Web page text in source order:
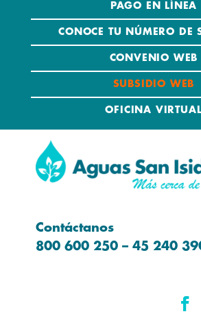
PAGO EN LÍNEA
CONOCE TU NÚMERO DE
CONVENIO WEB
SUBSIDIO WEB
OFICINA VIRTUAL
Contáctanos
800 600 250 – 45 240